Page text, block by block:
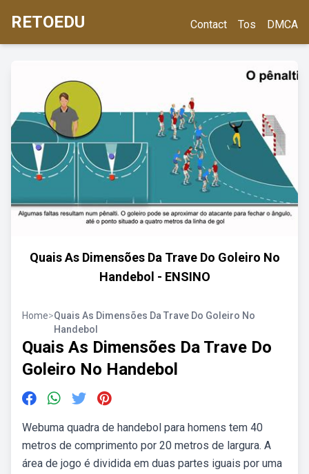
RETOEDU Contact Tos DMCA
Quais As Dimensões Da Trave Do Goleiro No
Handebol - ENSINO
Home>Quais As Dimensões Da Trave Do Goleiro No
Handebol
Quais As Dimensões Da Trave Do
Goleiro No Handebol
Webuma quadra de handebol para homens tem 40
metros de comprimento por 20 metros de largura. A
área de jogo é dividida em duas partes iguais por uma